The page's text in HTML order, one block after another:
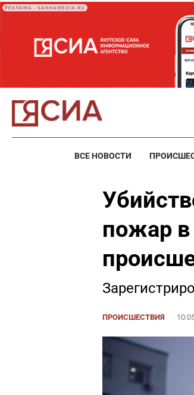
РЕКЛАМА • SAKHAMEDIA.RU
ВСЕ НОВОСТИ
пожар
ПРОИСШЕСТВИЯ